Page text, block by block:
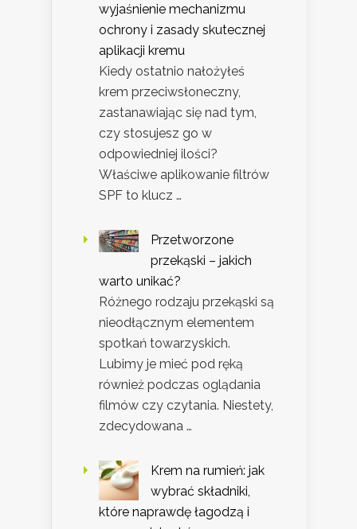
wyjaśnienie mechanizmu
ochrony i zasady skutecznej
aplikacji kremu
Kiedy ostatnio nałożyłeś
krem przeciwsłoneczny,
zastanawiając się nad tym,
czy stosujesz go w
odpowiedniej ilości?
Właściwe aplikowanie filtrów
SPF to klucz …
Przetworzone
przekąski – jakich
warto unikać?
Różnego rodzaju przekąski są
nieodłącznym elementem
spotkań towarzyskich.
Lubimy je mieć pod ręką
również podczas oglądania
filmów czy czytania. Niestety,
zdecydowana …
Krem na rumień: jak
wybrać składniki,
które naprawdę łagodzą i